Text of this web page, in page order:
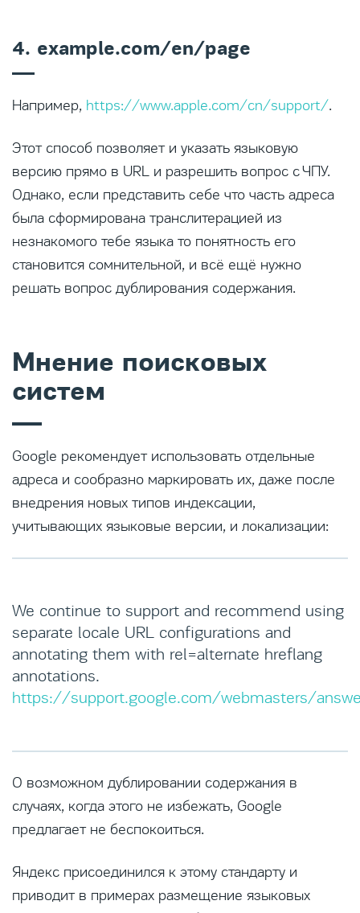
4. example.com/en/page
Например, https://www.apple.com/cn/support/.
Этот способ позволяет и указать языковую
версию прямо в URL и разрешить вопрос с ЧПУ.
Однако, если представить себе что часть адреса
была сформирована транслитерацией из
незнакомого тебе языка то понятность его
становится сомнительной, и всё ещё нужно
решать вопрос дублирования содержания.
Мнение поисковых
систем
Google рекомендует использовать отдельные
адреса и сообразно маркировать их, даже после
внедрения новых типов индексации,
учитывающих языковые версии, и локализации:
We continue to support and recommend using
separate locale URL configurations and
annotating them with rel=alternate hreflang
annotations.
https://support.google.com/webmasters/
О возможном дублировании содержания в
случаях, когда этого не избежать, Google
предлагает не беспокоиться.
Яндекс присоединился к этому стандарту и
приводит в примерах размещение языковых